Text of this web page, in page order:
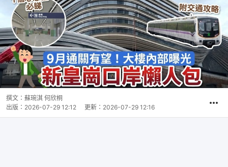
撰文： 蘇琬淇 何欣桐
出版： 2026-07-29 12:12 更新： 2026-07-29 12:16